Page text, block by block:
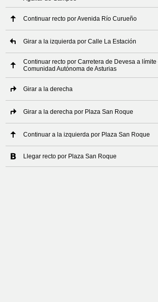
Continuar recto por Avenida Río Curueño
Girar a la izquierda por Calle La Estación
Continuar recto por Carretera de Devesa a límite
Comunidad Autónoma de Asturias
Girar a la derecha
Girar a la derecha por Plaza San Roque
Continuar a la izquierda por Plaza San Roque
Llegar recto por Plaza San Roque